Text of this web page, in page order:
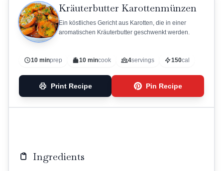
Kräuterbutter Karottenmünzen
Ein köstliches Gericht aus Karotten, die in einer
aromatischen Kräuterbutter geschwenkt werden.
10 minprep 10 mincook 4servings 150cal
Print Recipe Pin Recipe
Ingredients